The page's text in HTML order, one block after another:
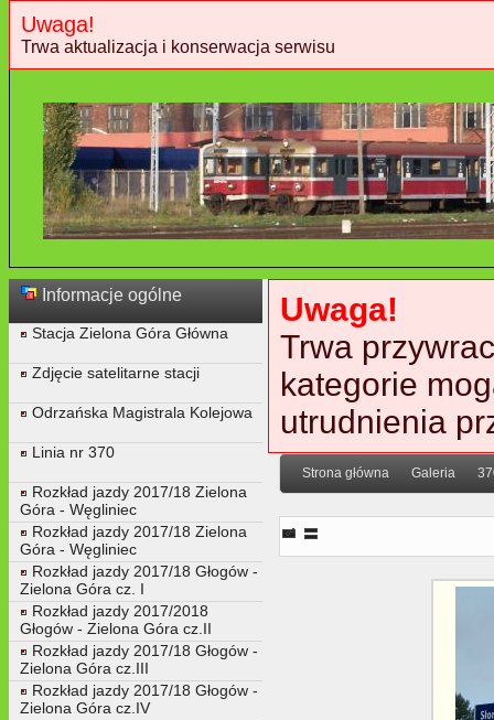
Uwaga!
Trwa aktualizacja i konserwacja serwisu
Informacje ogólne
Stacja Zielona Góra Główna
Zdjęcie satelitarne stacji
Odrzańska Magistrala Kolejowa
Linia nr 370
Rozkład jazdy 2017/18 Zielona
Góra - Węgliniec
Rozkład jazdy 2017/18 Zielona
Góra - Węgliniec
Rozkład jazdy 2017/18 Głogów -
Zielona Góra cz. I
Rozkład jazdy 2017/2018
Głogów - Zielona Góra cz.II
Rozkład jazdy 2017/18 Głogów -
Zielona Góra cz.III
Rozkład jazdy 2017/18 Głogów -
Zielona Góra cz.IV
Uwaga!
Trwa
kategorie
utrudnienia
Strona główna Galeria